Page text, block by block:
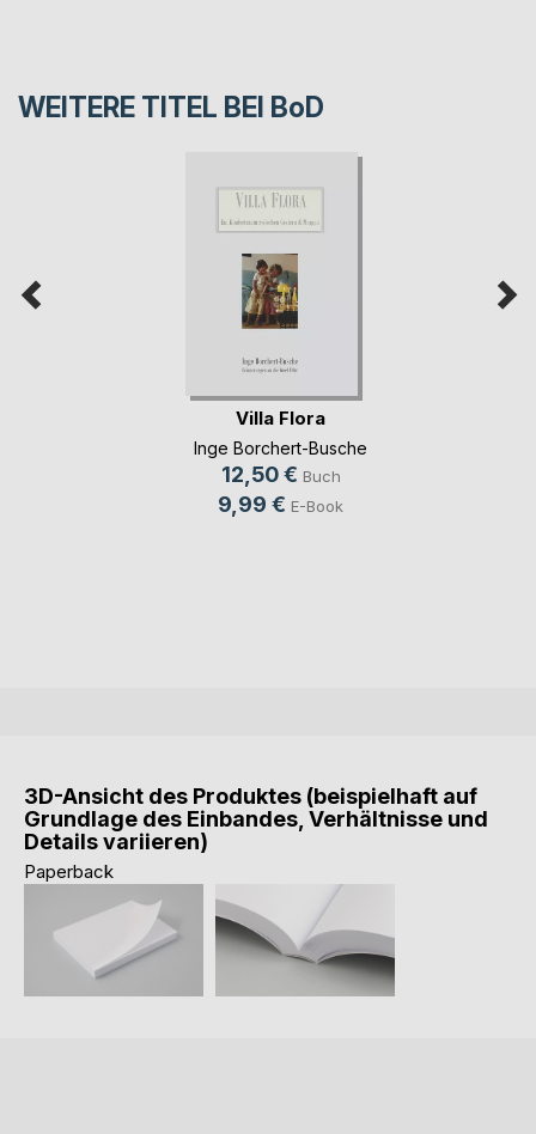
WEITERE TITEL BEI BoD
Villa Flora
Inge Borchert-Busche
12,50 € Buch
9,99 € E-Book
3D-Ansicht des Produktes (beispielhaft auf
Grundlage des Einbandes, Verhältnisse und
Details variieren)
Paperback